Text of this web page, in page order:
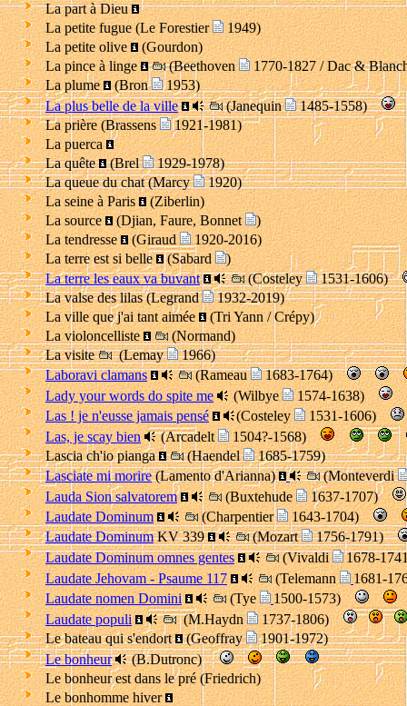
La part à Dieu
La petite fugue (Le Forestier
1949)
La petite olive
(Gourdon)
La pince à linge
(Beethoven
1770-1827 / Dac &
La plume (Bron
1953)
La plus belle de la ville
(Janequin
1485-1558)
La prière (Brassens
1921-1981)
La puerca
La quête (Brel
1929-1978)
La queue du chat (Marcy
1920)
La seine à Paris
(Ziberlin)
La source
(Djian, Faure, Bonnet
)
La tendresse
(Giraud
1920-2016)
La terre est si belle (Sabard
)
La terre les eaux va buvant
(Costeley
1531-1606)
La valse des lilas (Legrand
1932-2019)
La ville que j'ai tant aimée
(Tri Yann / Crépy)
La violoncelliste
(Normand)
La visite
(Lemay
1966)
Laboravi clamans
(Rameau
1683-1764)
Lady your words do spite me
(Wilbye
1574-1638)
Las ! je n'eusse jamais pensé
(Costeley
1531-1606)
Las, je scay bien
(Arcadelt
1504?-1568)
Lascia ch'io pianga
(Haendel
1685-1759)
Lasciate mi morire(Lamento d'Arianna)
(Monteverdi
Lauda Sion salvatorem
(Buxtehude
1637-1707)
Laudate Dominum
(Charpentier
1643-1704)
Laudate DominumKV 339 (Mozart
1756-1791)
Laudate Dominum omnes gentes
(Vivaldi
1678-
Laudate Jehovam - Psaume 117
(Telemann
1681-
Laudate nomen Domini
(Tye
1500-1573)
Laudate populi
(M.Haydn
1737-1806)
Le bateau qui s'endort (Geoffray
1901-1972)
Le bonheur
(B.Dutronc)
Le bonheur est dans le pré (Friedrich)
Le bonhomme hiver